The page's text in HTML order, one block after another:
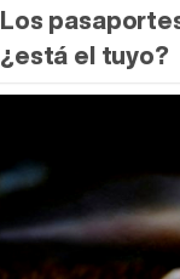
Los
¿está el tuyo?